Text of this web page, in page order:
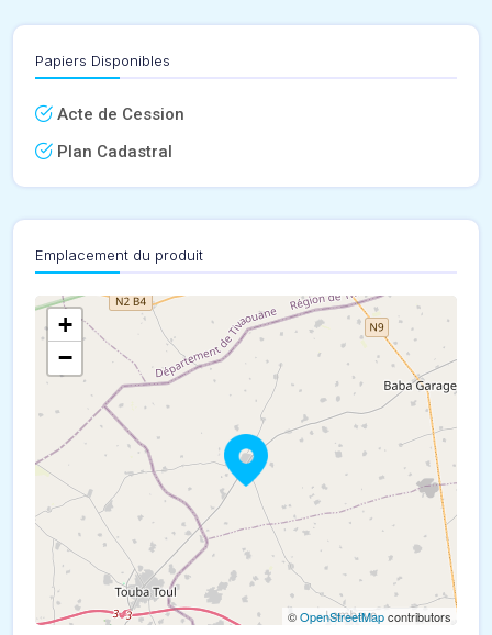
Papiers Disponibles
Acte de Cession
Plan Cadastral
Emplacement du produit
+
−
©OpenStreetMapcontributors